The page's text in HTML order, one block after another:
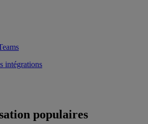
intégrations
populaires